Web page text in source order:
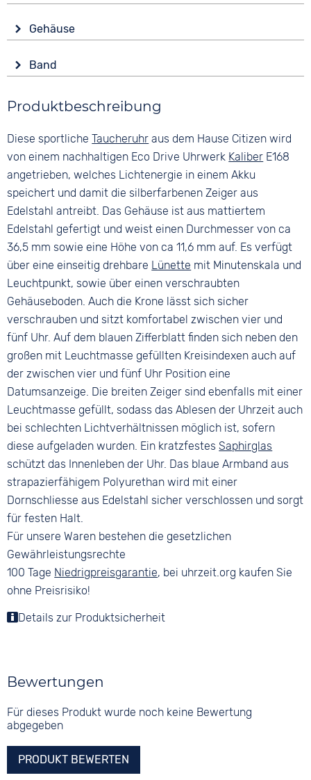
Solar
Funktionen
Datumsanzeige
Leuchtzeiger / -ziffern
Wasserdicht
20 bar
Gehäuse
Saphirglas
Rund
Material
Edelstahl
Farbe
Silber
Band
Blau
Material
Polyurethan
Bandschließe
Dornschließe
Produktbeschreibung
Diese sportlicheTaucheruhr aus dem Hause Citizen wird
von einem nachhaltigen Eco Drive Uhrwerk Kaliber E168
angetrieben, welches Lichtenergie in einem Akku
speichert und damit die silberfarbenen Zeiger aus
Edelstahl antreibt. Das Gehäuse ist aus mattiertem
Edelstahl gefertigt und weist einen Durchmesser von ca
36,5 mm sowie eine Höhe von ca 11,6 mm auf. Es verfügt
über eine einseitig drehbare Lünette mit Minutenskala und
Leuchtpunkt, sowie über einen verschraubten
Gehäuseboden. Auch die Krone lässt sich sicher
verschrauben und sitzt komfortabel zwischen vier und
fünf Uhr. Auf dem blauen Zifferblatt finden sich neben den
großen mit Leuchtmasse gefüllten Kreisindexen auch auf
der zwischen vier und fünf Uhr Position eine
Datumsanzeige. Die breiten Zeiger sind ebenfalls mit einer
Leuchtmasse gefüllt, sodass das Ablesen der Uhrzeit auch
bei schlechten Lichtverhältnissen möglich ist, sofern
diese aufgeladen wurden. Ein kratzfestesSaphirglas
schützt das Innenleben der Uhr. Das blaue Armband aus
strapazierfähigem Polyurethan wird mit einer
Dornschliesse aus Edelstahl sicher verschlossen und sorgt
für festen Halt.
Für unsere Waren bestehen die gesetzlichen
Gewährleistungsrechte
100 Tage Niedrigpreisgarantie, bei uhrzeit.org kaufen Sie
ohne Preisrisiko!
Details zur Produktsicherheit
Bewertungen
Für dieses Produkt wurde noch keine Bewertung
abgegeben
PRODUKT BEWERTEN